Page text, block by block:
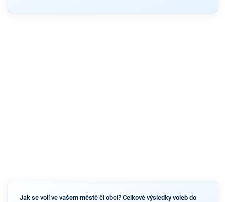
Jak se volí ve vašem městě či obci? Celkové výsledky voleb do